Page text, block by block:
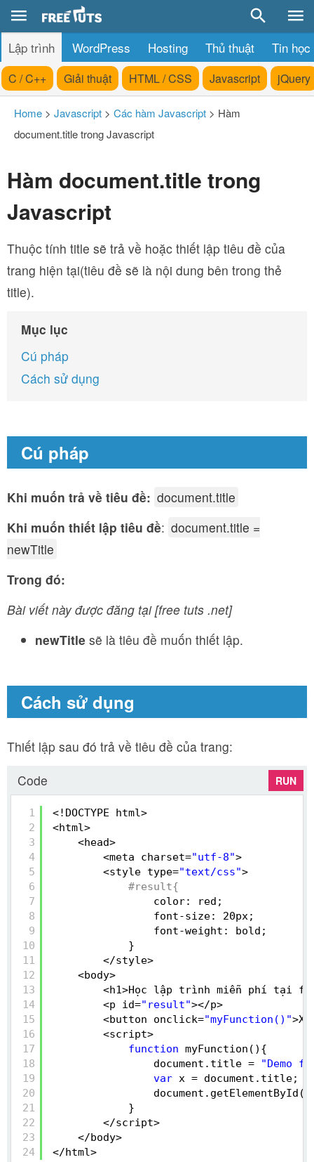
Lập trình WordPress Hosting Thủ thuật Tin học
C / C++ Giải thuật HTML / CSS Javascript jQuery
Home > Javascript > Các hàm Javascript > Hàm
document.title trong Javascript
Hàm document.title trong
Javascript
Thuộc tính title sẽ trả về hoặc thiết lập tiêu đề của
trang hiện tại(tiêu đề sẽ là nội dung bên trong thẻ
title).
Mục lục
Cú pháp
Cách sử dụng
Cú pháp
Khi muốn trả về tiêu đề: document.title
Khi muốn thiết lập tiêu đề: document.title =
newTitle
Trong đó:
Bài viết này được đăng tại [free tuts .net]
newTitle sẽ là tiêu đề muốn thiết lập.
Cách sử dụng
Thiết lập sau đó trả về tiêu đề của trang:
Code
RUN
1
2
3
4
5
6
7
8
9
10
11
12
13
14
15
16
17
18
19
20
21
22
23
24
<!DOCTYPE html>
<html>
<head>
<meta charset="utf-8">
<style type="text/css">
#result{
color: red;
font-size: 20px;
font-weight: bold;
}
</style>
<body>
<h1>Học lập trình miễn phí
<p id="result"></p>
<button onclick="myFunction()"
<script>
function myFunction(){
document.title =
"Demo
var x = document.title;
document.getElementById(
}
</script>
</body>
</html>